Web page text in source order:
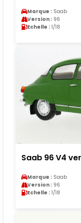
Marque : Saab
Version : 96
Echelle : 1/18
Saab 96 V4
Marque : Saab
Version : 96
Echelle : 1/18